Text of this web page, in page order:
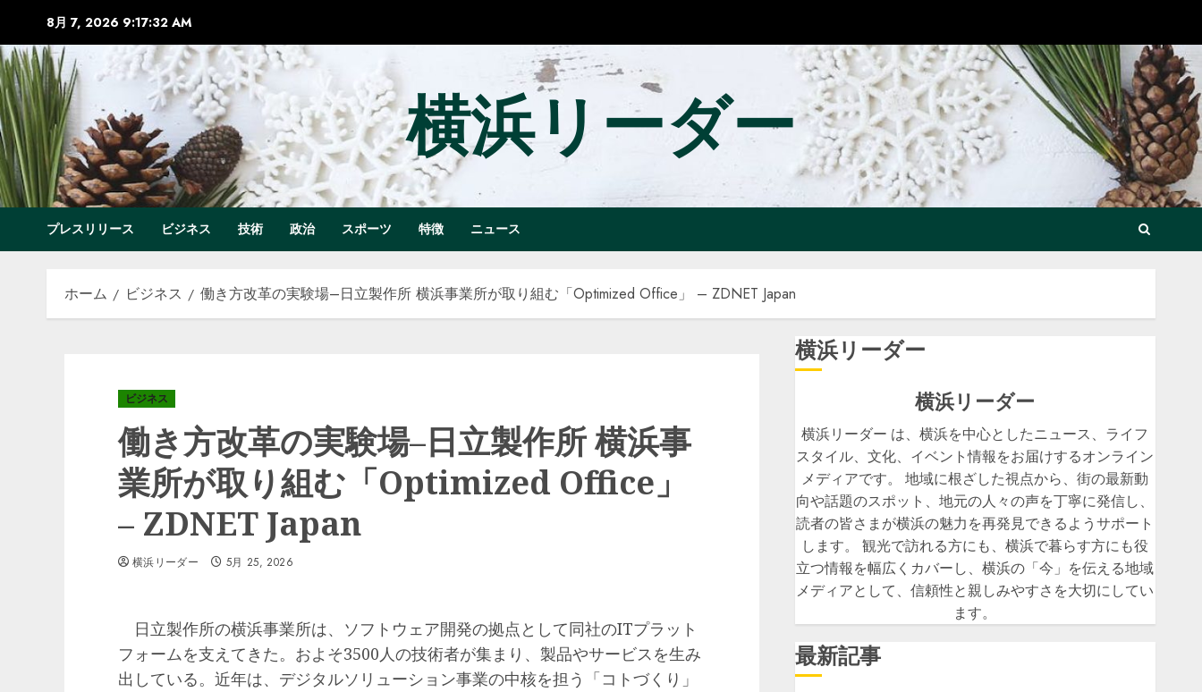
テ
ン
ツ
へ
ス
キ
ッ
プ
8月 7, 2026 9:17:33 AM
横浜リーダー
プレスリリース ビジネス 技術 政治 スポーツ 特徴 ニュース
ホーム ビジネス 働き方改革の実験場–日立製作所 横浜事業所が取り組む「Optimized Office」 – ZDNET Japan
ビジネス
働き方改革の実験場–日立製作所 横浜事
業所が取り組む「Optimized Office」
– ZDNET Japan
横浜リーダー 5月 25, 2026
日立製作所の横浜事業所は、ソフトウェア開発の拠点として同社のITプラット
フォームを支えてきた。およそ3500人の技術者が集まり、製品やサービスを生み
出している。近年は、デジタルソリューション事業の中核を担う「コトづくり」
横浜リーダー
横浜リーダー
横浜リーダー は、横浜を中心としたニュース、ライフ
スタイル、文化、イベント情報をお届けするオンライン
メディアです。 地域に根ざした視点から、街の最新動
向や話題のスポット、地元の人々の声を丁寧に発信し、
読者の皆さまが横浜の魅力を再発見できるようサポート
します。 観光で訪れる方にも、横浜で暮らす方にも役
立つ情報を幅広くカバーし、横浜の「今」を伝える地域
メディアとして、信頼性と親しみやすさを大切にしてい
ます。
最新記事